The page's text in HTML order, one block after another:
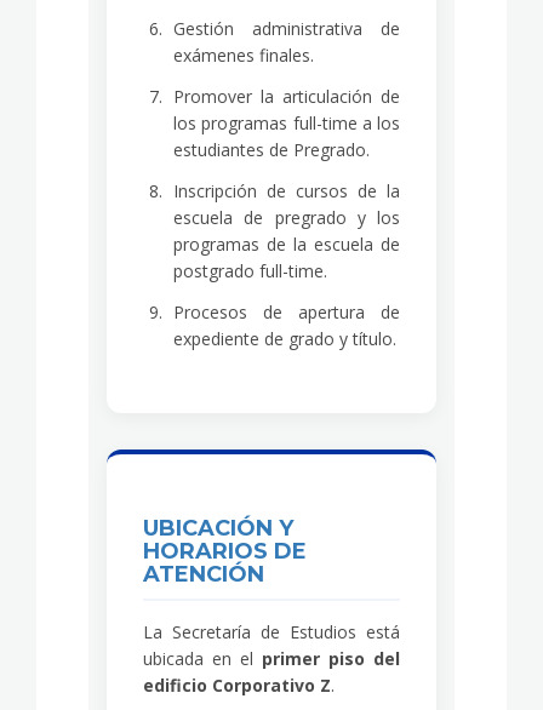
Gestión administrativa de
exámenes finales.
Promover la articulación de
los programas full-time a los
estudiantes de Pregrado.
Inscripción de cursos de la
escuela de pregrado y los
programas de la escuela de
postgrado full-time.
Procesos de apertura de
expediente de grado y título.
UBICACIÓN Y
HORARIOS DE
ATENCIÓN
La Secretaría de Estudios está
ubicada en el primer piso del
edificio Corporativo Z.